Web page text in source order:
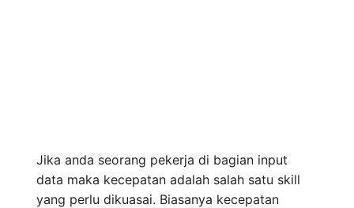
Jika anda seorang pekerja di bagian input
data maka kecepatan adalah salah satu skill
yang perlu dikuasai. Biasanya kecepatan